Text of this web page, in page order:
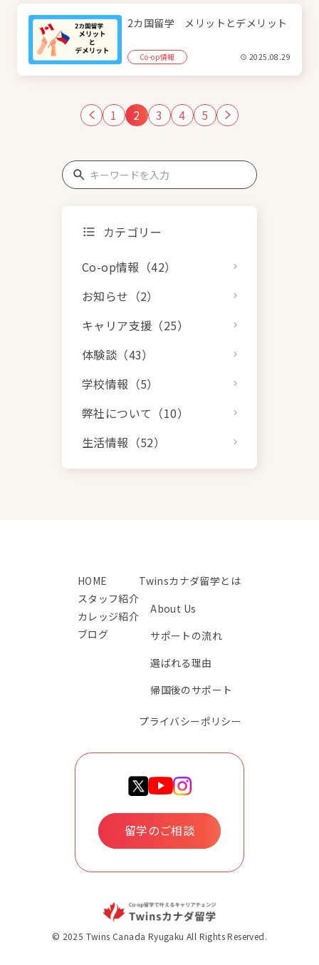
2カ国留学 メリットとデメリット
Co-op情報 2025.08.29
1 2 3 4 5
カテゴリー
Co-op情報（42）
お知らせ（2）
キャリア支援（25）
体験談（43）
学校情報（5）
弊社について（10）
生活情報（52）
HOME
スタッフ紹介
カレッジ紹介
ブログ
Twinsカナダ留学とは
About Us
サポートの流れ
選ばれる理由
帰国後のサポート
プライバシーポリシー
留学のご相談
© 2025 Twins Canada Ryugaku All Rights Reserved.